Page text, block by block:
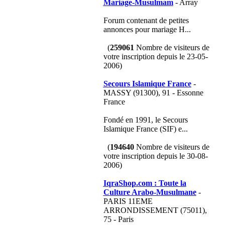
Mariage-Musulmam- Array
Forum contenant de petites
annonces pour mariage H...
(259061 Nombre de visiteurs de
votre inscription depuis le 23-05-
2006)
Secours Islamique France-
MASSY (91300), 91 - Essonne
France
Fondé en 1991, le Secours
Islamique France (SIF) e...
(194640Nombre de visiteurs de
votre inscription depuis le 30-08-
2006)
IqraShop.com : Toute la
Culture Arabo-Musulmane-
PARIS 11EME
ARRONDISSEMENT (75011),
75 - Paris